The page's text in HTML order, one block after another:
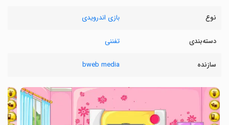
نوع بازی اندرویدی
دسته‌بندی تفننی
سازنده bweb media